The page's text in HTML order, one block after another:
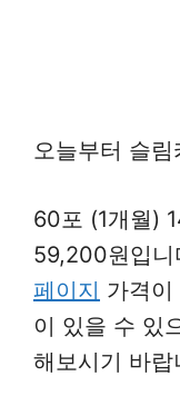
오늘부터 슬
60포 (1개월)
59,200원입니
페이지 가격
이 있을 수 있
해보시기 바랍